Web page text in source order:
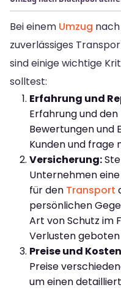
Bei einem Umzug
zuverlässiges
sind einige wichtige
solltest:
Erfahrung und
Erfahrung und den
Bewertungen und
Kunden und frage
Versicherung:
Unternehmen
für den Transport
persönlichen
Art von Schutz im
Verlusten geboten
Preise und
Preise
um einen